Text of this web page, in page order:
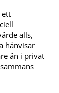
ett
alls,
hänvisar
än i privat